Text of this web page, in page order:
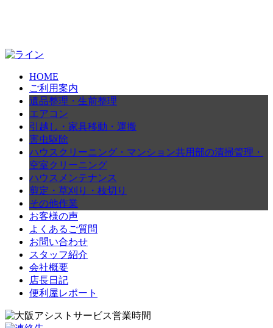
HOME
ご利用案内
遺品整理・生前整理
エアコン
引越し・家具移動・運搬
害虫駆除
ハウスクリーニング・マンション共用部の清掃管理・
空室クリーニング
ハウスメンテナンス
剪定・草刈り・枝切り
その他作業
お客様の声
よくあるご質問
お問い合わせ
スタッフ紹介
会社概要
店長日記
便利屋レポート